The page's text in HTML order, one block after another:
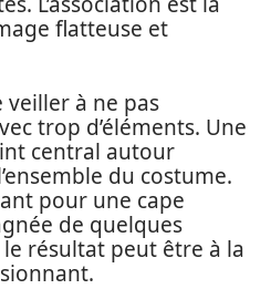
flatteuse et
veiller à ne pas
trop d’éléments. Une
central autour
du costume.
pour une cape
de quelques
le résultat peut être à la